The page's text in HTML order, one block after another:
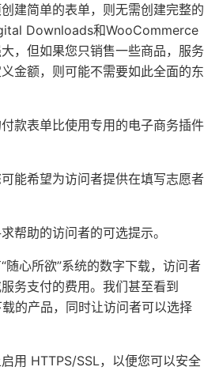
建简单的表单，则无需创建完整的
Downloads和WooCommerce
，但如果您只销售一些商品，服务
金额，则可能不需要如此全面的东
款表单比使用专用的电子商务插件
能希望为访问者提供在填写志愿者
帮助的访问者的可选提示。
随心所欲”系统的数字下载，访问者
务支付的费用。我们甚至看到
的产品，同时让访问者可以选择
用 HTTPS/SSL，以便您可以安全